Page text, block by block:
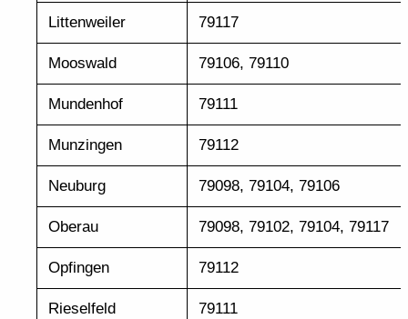
Littenweiler 79117
Mooswald 79106, 79110
Mundenhof 79111
Munzingen 79112
Neuburg 79098, 79104, 79106
Oberau 79098, 79102, 79104, 79117
Opfingen 79112
Rieselfeld 79111